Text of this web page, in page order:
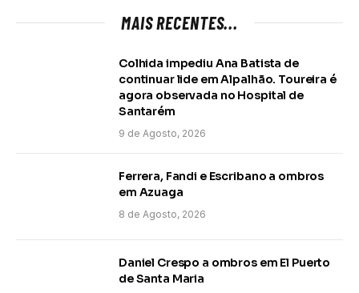
MAIS RECENTES...
Colhida impediu Ana Batista de
continuar lide em Alpalhão. Toureira é
agora observada no Hospital de
Santarém
9 de Agosto, 2026
Ferrera, Fandi e Escribano a ombros
em Azuaga
8 de Agosto, 2026
Daniel Crespo a ombros em El Puerto
de Santa Maria